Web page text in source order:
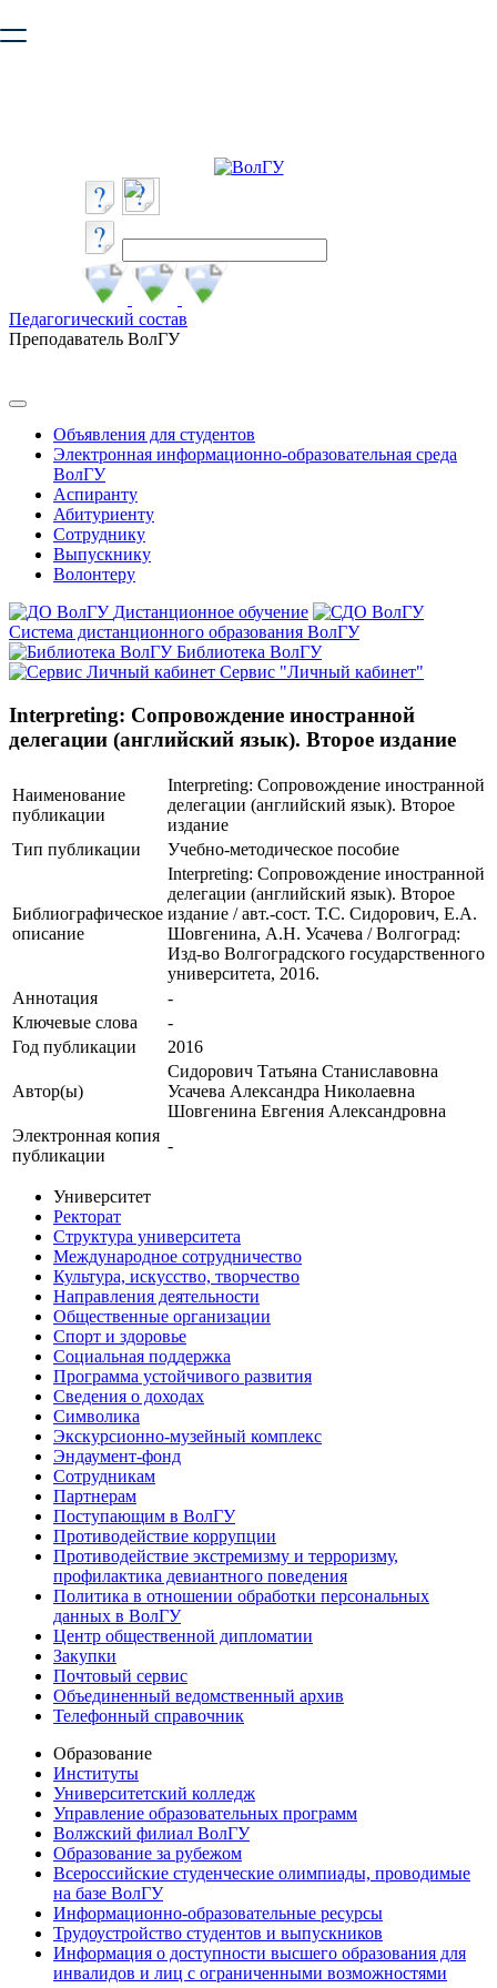
безопасную работу с сайтом. Пожалуйста
Педагогический состав
Преподаватель ВолГУ
Объявления для студентов
Электронная информационно-образовательная среда
ВолГУ
Аспиранту
Абитуриенту
Сотруднику
Выпускнику
Волонтеру
Дистанционное обучение
Система дистанционного образования ВолГУ
Библиотека ВолГУ
Сервис "Личный кабинет"
Interpreting: Сопровождение иностранной
делегации (английский язык). Второе издание
Наименование
публикации
Interpreting: Сопровождение иностранной
делегации (английский язык). Второе
издание
Тип публикации
Учебно-методическое пособие
Библиографическое
описание
Interpreting: Сопровождение иностранной
делегации (английский язык). Второе
издание / авт.-сост. Т.С. Сидорович, Е.А.
Шовгенина, А.Н. Усачева / Волгоград:
Изд-во Волгоградского государственного
университета, 2016.
Аннотация
-
Ключевые cлова
-
Год публикации
2016
Автор(ы)
Сидорович Татьяна Станиславовна
Усачева Александра Николаевна
Шовгенина Евгения Александровна
Электронная копия
публикации
-
Университет
Ректорат
Структура университета
Международное сотрудничество
Культура, искусство, творчество
Направления деятельности
Общественные организации
Спорт и здоровье
Социальная поддержка
Программа устойчивого развития
Сведения о доходах
Символика
Экскурсионно-музейный комплекс
Эндаумент-фонд
Сотрудникам
Партнерам
Поступающим в ВолГУ
Противодействие коррупции
Противодействие экстремизму и терроризму,
профилактика девиантного поведения
Политика в отношении обработки персональных
данных в ВолГУ
Центр общественной дипломатии
Закупки
Почтовый сервис
Объединенный ведомственный архив
Телефонный справочник
Образование
Институты
Университетский колледж
Управление образовательных программ
Волжский филиал ВолГУ
Образование за рубежом
Всероссийские студенческие олимпиады, проводимые
на базе ВолГУ
Информационно-образовательные ресурсы
Трудоустройство студентов и выпускников
Информация о доступности высшего образования для
инвалидов и лиц с ограниченными возможностями